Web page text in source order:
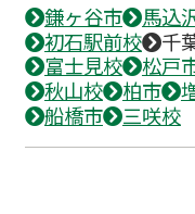
鎌ヶ谷市 馬込
初石駅前校
千
富士見校
松戸
秋山校
柏市
船橋市
三咲校